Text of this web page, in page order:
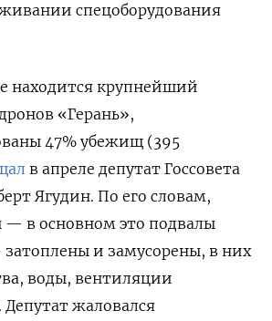
спецоборудования
находится крупнейший
«Герань»,
47% убежищ (395
в апреле депутат Госсовета
Ягудин. По его словам,
— в основном это подвалы
и замусорены, в них
воды, вентиляции
жаловался